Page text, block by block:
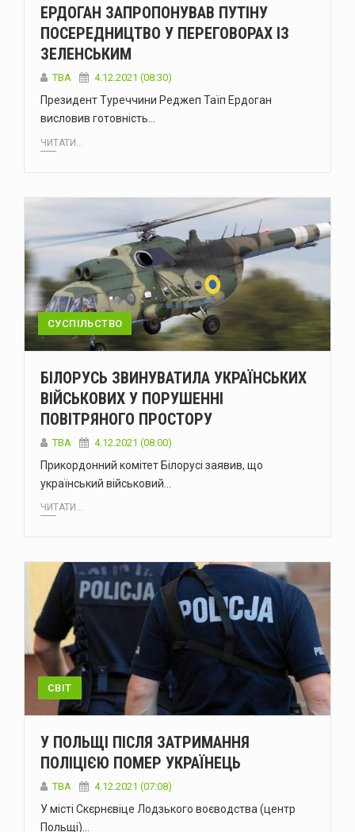
ЕРДОГАН ЗАПРОПОНУВАВ ПУТІНУ
ПОСЕРЕДНИЦТВО У ПЕРЕГОВОРАХ ІЗ
ЗЕЛЕНСЬКИМ
ТВА 4.12.2021 (08:30)
Президент Туреччини Реджеп Таїп Ердоган
висловив готовність…
ЧИТАТИ...
СУСПІЛЬСТВО
БІЛОРУСЬ ЗВИНУВАТИЛА УКРАЇНСЬКИХ
ВІЙСЬКОВИХ У ПОРУШЕННІ
ПОВІТРЯНОГО ПРОСТОРУ
ТВА 4.12.2021 (08:00)
Прикордонний комітет Білорусі заявив, що
український військовий…
ЧИТАТИ...
СВІТ
У ПОЛЬЩІ ПІСЛЯ ЗАТРИМАННЯ
ПОЛІЦІЄЮ ПОМЕР УКРАЇНЕЦЬ
ТВА 4.12.2021 (07:08)
У місті Скєрнєвіце Лодзького воєводства (центр
Польщі)…